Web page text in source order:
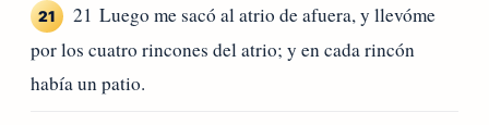
21
21 Luego me sacó al atrio de afuera, y llevóme
por los cuatro rincones del atrio; y en cada rincón
había un patio.